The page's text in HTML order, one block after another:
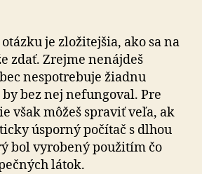
je zložitejšia, ako sa na
zdať. Zrejme nenájdeš
nespotrebuje žiadnu
bez nej nefungoval. Pre
však môžeš spraviť veľa, ak
úsporný počítač s dlhou
bol vyrobený použitím čo
látok.